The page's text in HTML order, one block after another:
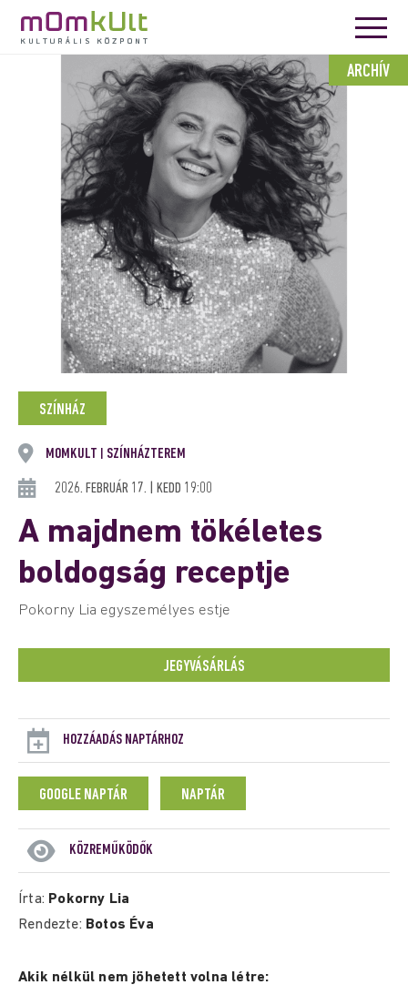
ARCHÍV
SZÍNHÁZ
MOMKULT SZÍNHÁZTEREM
2026. FEBRUÁR 17. | KEDD 19:00
A majdnem tökéletes
boldogság receptje
Pokorny Lia egyszemélyes estje
JEGYVÁSÁRLÁS
HOZZÁADÁS NAPTÁRHOZ
GOOGLE NAPTÁR NAPTÁR
KÖZREMŰKÖDŐK
Írta: Pokorny Lia
Rendezte: Botos Éva
Akik nélkül nem jöhetett volna létre: